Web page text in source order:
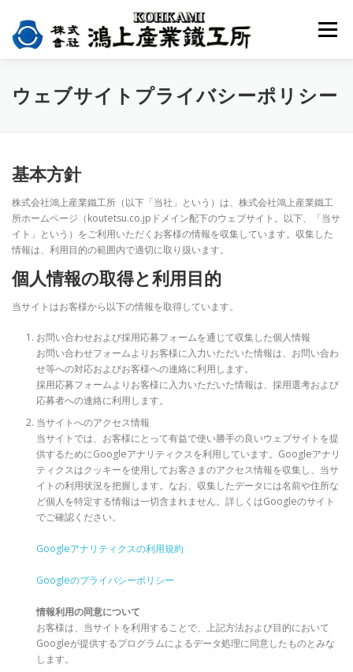
メニュー
HOME 選ばれる３つの理由 会社情報
ウェブサイトプライバシーポリシー
基本方針
株式会社鴻上産業鐵工所（以下「当社」という）は、株式会社鴻上産業鐵工
所ホームページ（koutetsu.co.jpドメイン配下のウェブサイト。以下、「当サ
イト」という）をご利用いただくお客様の情報を収集しています。収集した
情報は、利用目的の範囲内で適切に取り扱います。
個人情報の取得と利用目的
当サイトはお客様から以下の情報を取得しています。
お問い合わせおよび採用応募フォームを通じて収集した個人情報
お問い合わせフォームよりお客様に入力いただいた情報は、お問い合わ
せ等への対応およびお客様への連絡に利用します。
採用応募フォームよりお客様に入力いただいた情報は、採用選考および
応募者への連絡に利用します。
当サイトへのアクセス情報
当サイトでは、お客様にとって有益で使い勝手の良いウェブサイトを提
供するためにGoogleアナリティクスを利用しています。Googleアナリ
ティクスはクッキーを使用してお客さまのアクセス情報を収集し、当サ
イトの利用状況を把握します。なお、収集したデータには名前や住所な
ど個人を特定する情報は一切含まれません。詳しくはGoogleのサイト
でご確認ください。
Googleアナリティクスの利用規約
Googleのプライバシーポリシー
情報利用の同意について
お客様は、当サイトを利用することで、上記方法および目的において
Googleが提供するプログラムによるデータ処理に同意したものとみな
します。